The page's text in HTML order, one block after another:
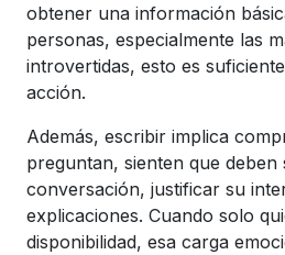
obtener una información
personas, especialmente las
introvertidas, esto es
acción.
Además, escribir implica
preguntan, sienten que deben
conversación, justificar su
explicaciones. Cuando solo
disponibilidad, esa carga